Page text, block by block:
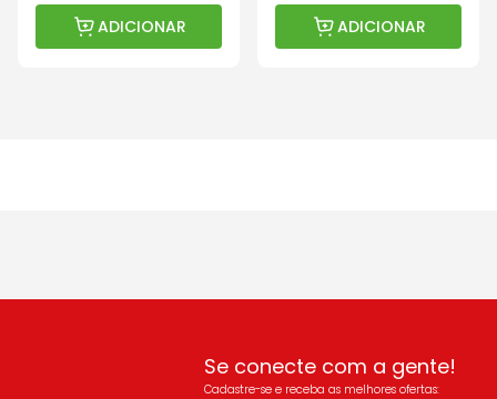
ADICIONAR ADICIONAR
Se conecte com a gente!
Cadastre-se e receba as melhores ofertas: